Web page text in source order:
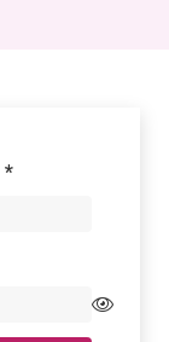
*Påkrevd